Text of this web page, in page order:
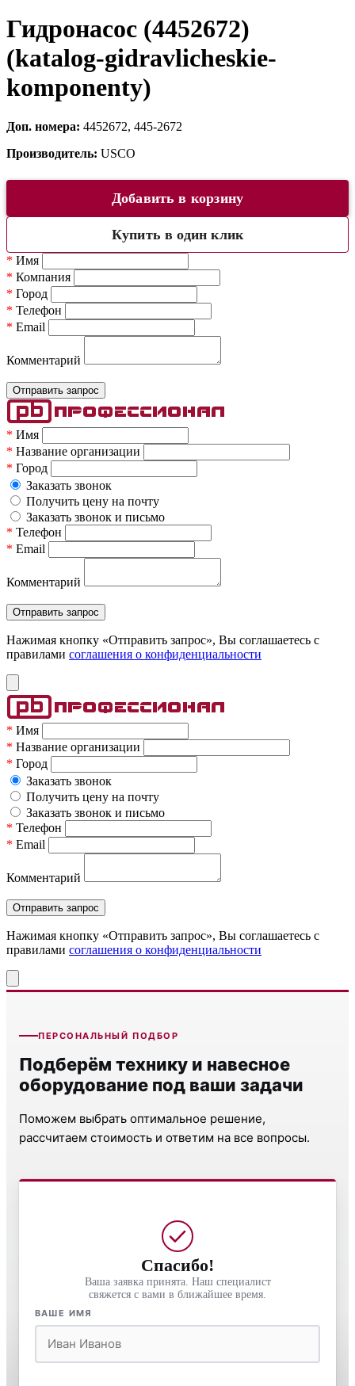
Гидронасос (4452672)
(katalog-gidravlicheskie-
komponenty)
Доп. номера: 4452672, 445-2672
Производитель: USCO
Добавить в корзину
Купить в один клик
* Имя
* Компания
* Город
* Телефон
* Email
Комментарий
* Имя
* Название организации
* Город
Заказать звонок
Получить цену на почту
Заказать звонок и письмо
* Телефон
* Email
Комментарий
Нажимая кнопку «Отправить запрос», Вы соглашаетесь c
правилами соглашения о конфиденциальности
* Имя
* Название организации
* Город
Заказать звонок
Получить цену на почту
Заказать звонок и письмо
* Телефон
* Email
Комментарий
Нажимая кнопку «Отправить запрос», Вы соглашаетесь c
правилами соглашения о конфиденциальности
ПЕРСОНАЛЬНЫЙ ПОДБОР
Подберём технику и навесное
оборудование под ваши задачи
Поможем выбрать оптимальное решение,
рассчитаем стоимость и ответим на все вопросы.
Спасибо!
Ваша заявка принята. Наш специалист
свяжется с вами в ближайшее время.
ВАШЕ ИМЯ